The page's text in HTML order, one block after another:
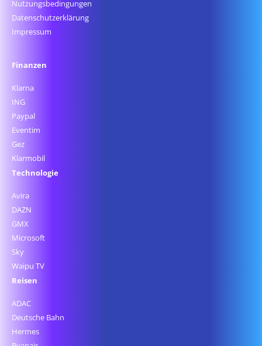
Nutzungsbedingungen
Datenschutz­erklärung
Impressum
Finanzen
Klarna
ING
Paypal
Eventim
Gez
Klarmobil
Technologie
Avira
DAZN
GMX
Microsoft
Sky
Waipu TV
Reisen
ADAC
Deutsche Bahn
Hermes